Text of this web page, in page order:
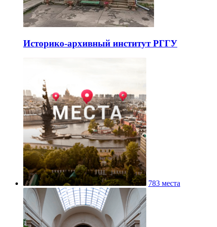
Историко-архивный институт РГГУ
783 места